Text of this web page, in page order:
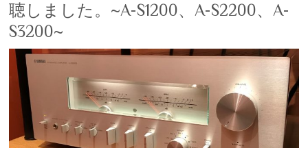
聴しました。~A-S1200、A-S2200、A-
S3200~